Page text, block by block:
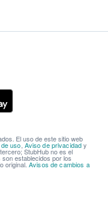
El uso de este sitio web
uso Aviso de privacidady
StubHub no es el
establecidos por los
original. Avisos de cambios a